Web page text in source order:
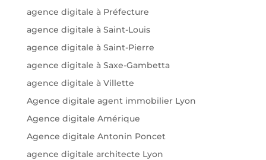
agence digitale à Préfecture
agence digitale à Saint-Louis
agence digitale à Saint-Pierre
agence digitale à Saxe-Gambetta
agence digitale à Villette
Agence digitale agent immobilier Lyon
Agence digitale Amérique
Agence digitale Antonin Poncet
agence digitale architecte Lyon